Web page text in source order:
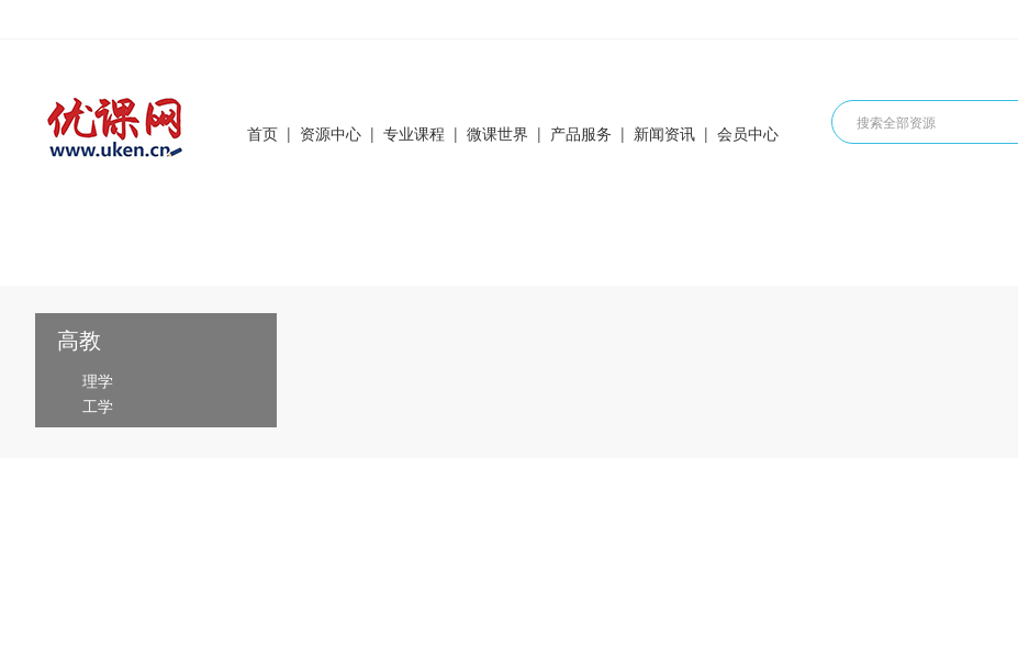
首页 | 资源中心 | 专业课程 | 微课世界 | 产品服务 | 新闻资讯 | 会员中心
高教
理学
工学